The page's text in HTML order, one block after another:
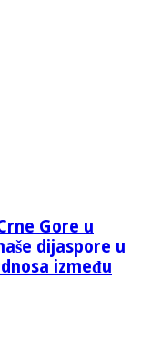
Gore u
dijaspore u
između